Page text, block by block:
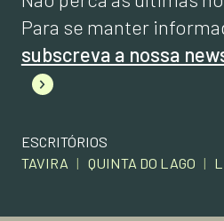
Para se manter
subscreva a nossa
ESCRITÓRIOS
TAVIRA | QUINTA DO LAGO |